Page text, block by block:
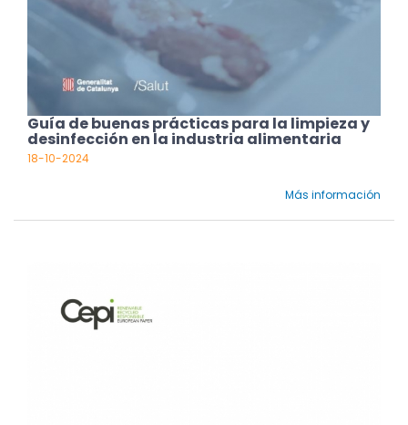
Guía de buenas prácticas para la limpieza y
desinfección en la industria alimentaria
18-10-2024
Más información